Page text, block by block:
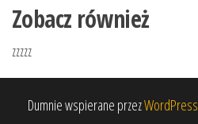
Zobacz również
zzzzz
Dumnie wspierane przezWordPress